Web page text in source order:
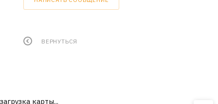
ВЕРНУТЬСЯ
загрузка карты...